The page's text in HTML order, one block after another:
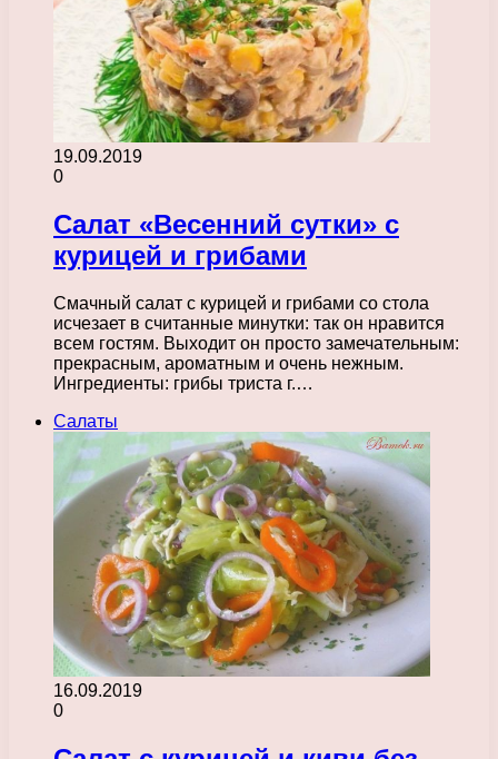
19.09.2019
0
Салат «Весенний сутки» с
курицей и грибами
Смачный салат с курицей и грибами со стола
исчезает в считанные минутки: так он нравится
всем гостям. Выходит он просто замечательным:
прекрасным, ароматным и очень нежным.
Ингредиенты: грибы триста г.…
Салаты
16.09.2019
0